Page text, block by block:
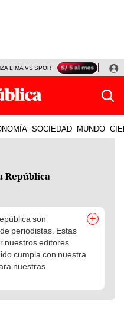
LIMA VS SPORT BOYS JORGE
SOCIEDAD MUNDO
República
son
periodistas. Estas
nuestros editores
cumpla con nuestra
nuestras
+